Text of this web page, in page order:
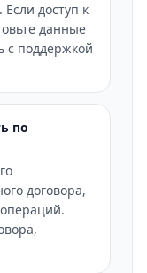
доступ к
данные
с поддержкой
по
договора,